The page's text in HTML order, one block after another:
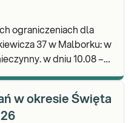
ograniczeniach dla
37 w Malborku: w
dniu 10.08 –
w okresie Święta